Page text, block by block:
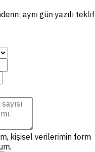
aynı gün yazılı teklif
kişisel verilerimin form